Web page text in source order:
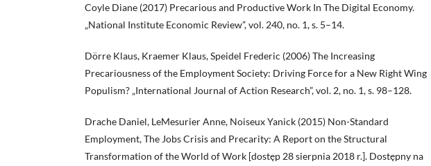
Coyle Diane (2017) Precarious and Productive Work In The Digital Economy.
„National Institute Economic Review”, vol. 240, no. 1, s. 5–14.
Dörre Klaus, Kraemer Klaus, Speidel Frederic (2006) The Increasing
Precariousness of the Employment Society: Driving Force for a New Right Wing
Populism? „International Journal of Action Research”, vol. 2, no. 1, s. 98–128.
Drache Daniel, LeMesurier Anne, Noiseux Yanick (2015) Non-Standard
Employment, The Jobs Crisis and Precarity: A Report on the Structural
Transformation of the World of Work [dostęp 28 sierpnia 2018 r.]. Dostępny na